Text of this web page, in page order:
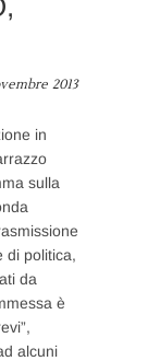
2013
in
sulla
di politica,
da
è
alcuni